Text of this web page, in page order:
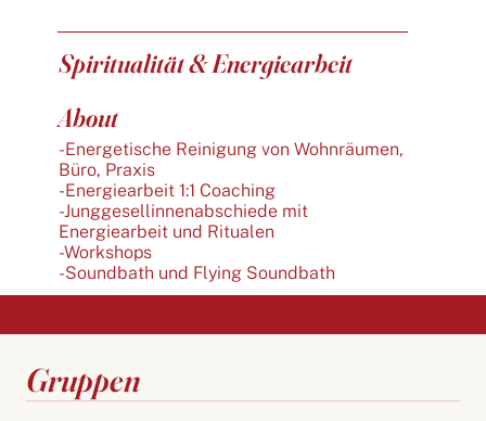
Spiritualität & Energiearbeit
About
-Energetische Reinigung von Wohnräumen,
Büro, Praxis
-Energiearbeit 1:1 Coaching
-Junggesellinnenabschiede mit
Energiearbeit und Ritualen
-Workshops
-Soundbath und Flying Soundbath
Gruppen